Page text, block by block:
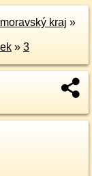
kraj »
» 3